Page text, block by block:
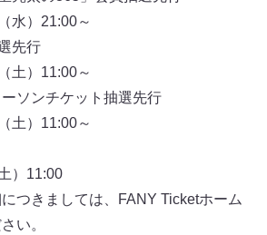
水）21:00～
先行
土）11:00～
ソンチケット抽選先行
土）11:00～
）11:00
つきましては、FANY Ticketホーム
さい。